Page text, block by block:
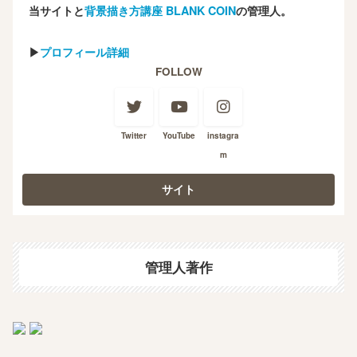
当サイトと背景描き方講座 BLANK COINの管理人。
▶プロフィール詳細
FOLLOW
Twitter YouTube
instagra
m
管理人著作